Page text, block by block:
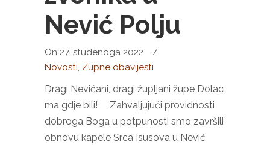
Nević Polju
On 27. studenoga 2022.
/
Novosti, Zupne obavijesti
Dragi Nevićani, dragi župljani župe Dolac
ma gdje bili! Zahvaljujući providnosti
dobroga Boga u potpunosti smo završili
obnovu kapele Srca Isusova u Nević